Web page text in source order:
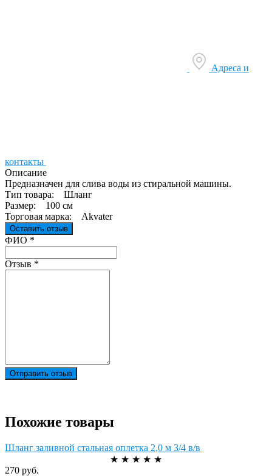
Адреса и
контакты
Описание
Предназначен для слива воды из стиральной машины.
Тип товара: Шланг
Размер: 100 см
Торговая марка: Akvater
Оставить отзыв
Ваш отзыв был отправлен!
ФИО *
Отзыв *
Отправить отзыв
Похожие товары
Шланг заливной стальная оплетка 2,0 м 3/4 в/в
★ ★ ★ ★ ★
270 руб.